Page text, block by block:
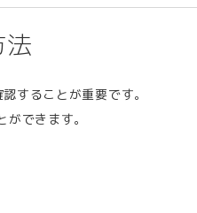
することが重要です。
できます。